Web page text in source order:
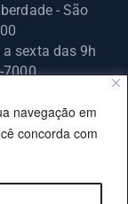
navegação em
concorda com
- São
sexta das 9h
7000
reservados. |